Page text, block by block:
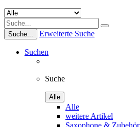
Suche... Erweiterte Suche
Suchen
Suche
Alle
Alle
weitere Artikel
Saxophone & Zubehör